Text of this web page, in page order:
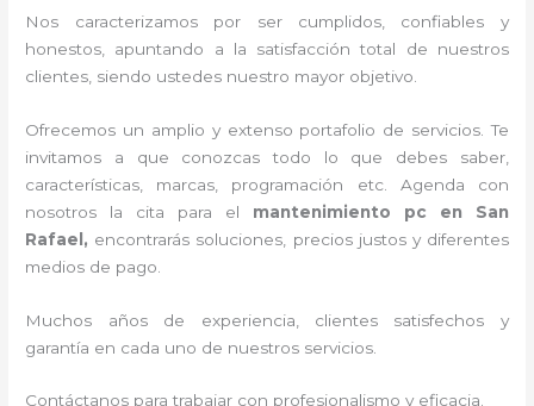
Nos caracterizamos por ser cumplidos, confiables y
honestos, apuntando a la satisfacción total de nuestros
clientes, siendo ustedes nuestro mayor objetivo.
Ofrecemos un amplio y extenso portafolio de servicios. Te
invitamos a que conozcas todo lo que debes saber,
características, marcas, programación etc. Agenda con
nosotros la cita para el mantenimiento pc en San
Rafael, encontrarás soluciones, precios justos y diferentes
medios de pago.
Muchos años de experiencia, clientes satisfechos y
garantía en cada uno de nuestros servicios.
Contáctanos para trabajar con profesionalismo y eficacia.